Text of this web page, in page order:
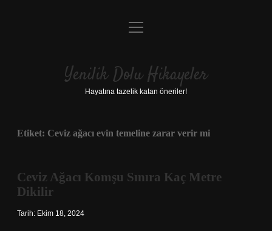
Anasayfa
Yasal Uyarı
menüyü
Yenilik Dolu Hikayeler
Hayatına tazelik katan öneriler!
Etiket: Ceviz ağacı evin temeline zarar verir mi
Ceviz Ağacı Komşu Sınıra Kaç Metre
Dikilir
Tarih: Ekim 18, 2024